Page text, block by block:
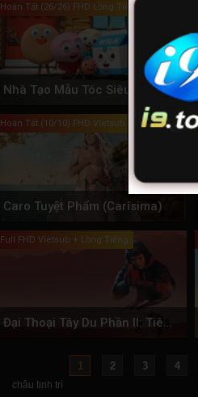
Hoàn Tất (26/26) FHD Lồng Tiếng
Nhà Tạo Mẫu Tóc Siêu Đẳng (Phần 2)
Hoàn Tất (10/10) FHD Vietsub
Caro Tuyệt Phẩm (Carísima)
Full FHD Vietsub + Lồng Tiếng
1 2 3 4
châu tinh trì